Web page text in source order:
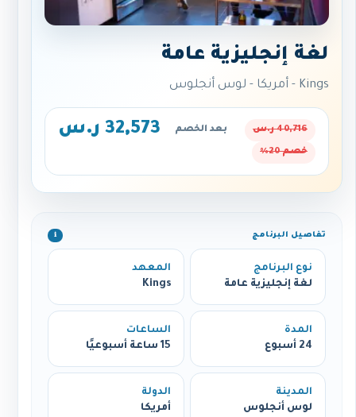
لغة إنجليزية عامة
Kings - أمريكا - لوس أنجلوس
40,716 ر.س بعد الخصم 32,573 ر.س
خصم 20%
تفاصيل البرنامج ℹ️
نوع البرنامج
لغة إنجليزية عامة
المعهد
Kings
المدة
24 أسبوع
الساعات
15 ساعة أسبوعيًا
المدينة
لوس أنجلوس
الدولة
أمريكا